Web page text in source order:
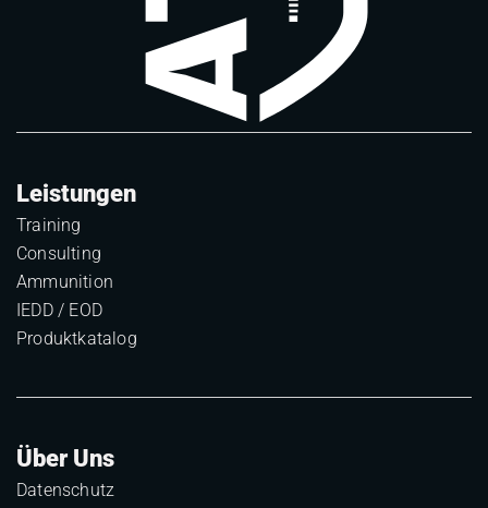
Leistungen
Training
Consulting
Ammunition
IEDD / EOD
Produktkatalog
Über Uns
Datenschutz